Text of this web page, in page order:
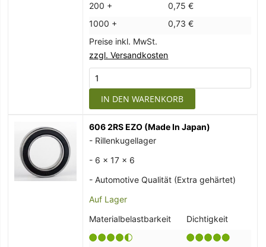
200 +
0,75 €
1000 +
0,73 €
Preise inkl. MwSt.
zzgl. Versandkosten
IN DEN WARENKORB
606 2RS EZO (Made In Japan)
- Rillenkugellager
- 6 x 17 x 6
- Automotive Qualität (Extra gehärtet)
Auf Lager
Materialbelastbarkeit
Dichtigkeit